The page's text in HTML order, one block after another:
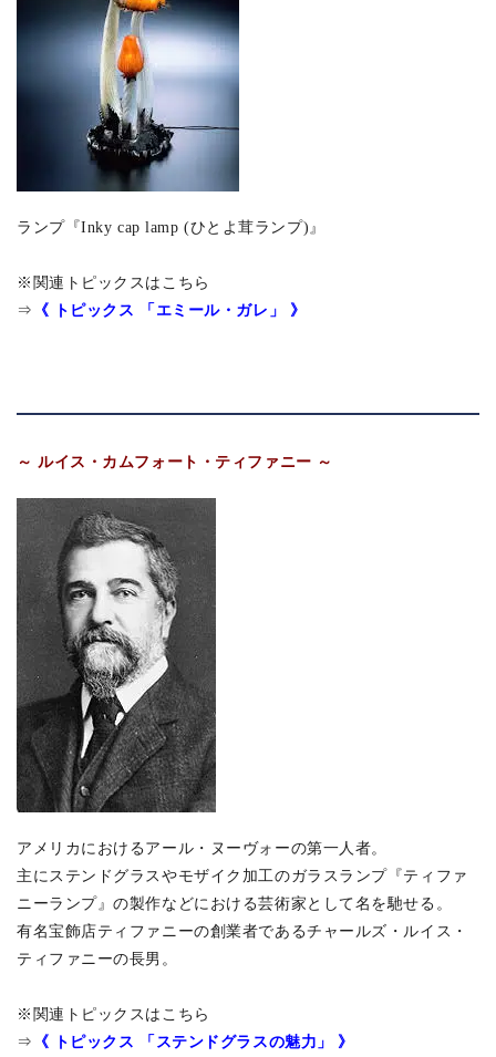
ランプ『Inky cap lamp (ひとよ茸ランプ)』
※関連トピックスはこちら
⇒
《 トピックス 「エミール・ガレ」 》
～ ルイス・カムフォート・ティファニー ～
アメリカにおけるアール・ヌーヴォーの第一人者。
主にステンドグラスやモザイク加工のガラスランプ『ティファ
ニーランプ』の製作などにおける芸術家として名を馳せる。
有名宝飾店ティファニーの創業者であるチャールズ・ルイス・
ティファニーの長男。
※関連トピックスはこちら
⇒
《 トピックス 「ステンドグラスの魅力」 》